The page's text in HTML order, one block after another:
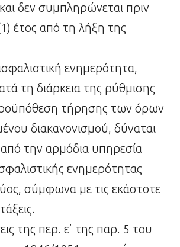
δεν συμπληρώνεται πριν
έτος από τη λήξη της
ενημερότητα,
τη διάρκεια της ρύθμισης
τήρησης των όρων
διακανονισμού, δύναται
από την αρμόδια υπηρεσία
ενημερότητας
σύμφωνα με τις εκάστοτε
της περ. ε’ της παρ. 5 του